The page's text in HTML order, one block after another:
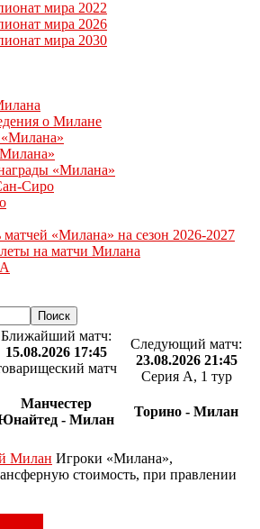
мира 2022
мира 2026
мира 2030
о Милане
«Милана»
Сиро
матчей «Милана» на сезон 2026-2027
на матчи Милана
Ближайший матч:
15.08.2026 17:45
матч
Манчестер
- Милан
Следующий матч:
23.08.2026 21:45
Серия А, 1 тур
Торино - Милан
Милан Игроки «Милана»,
стоимость, при правлении